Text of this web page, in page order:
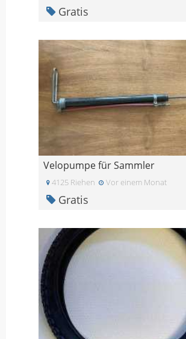
Gratis
Velopumpe für Sammler
4125 Riehen Vor einem Monat
Gratis